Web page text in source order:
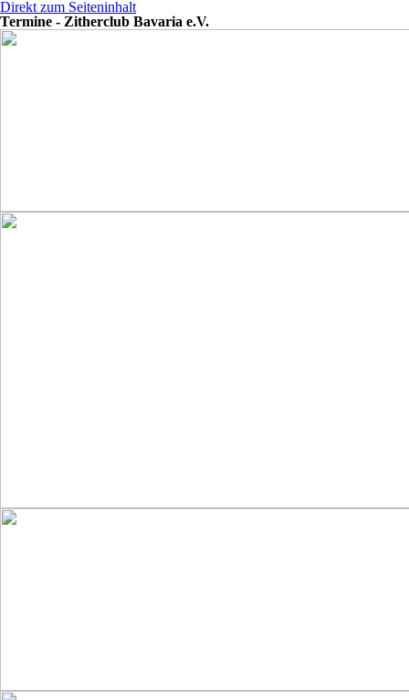
Direkt zum Seiteninhalt
Termine - Zitherclub Bavaria e.V.